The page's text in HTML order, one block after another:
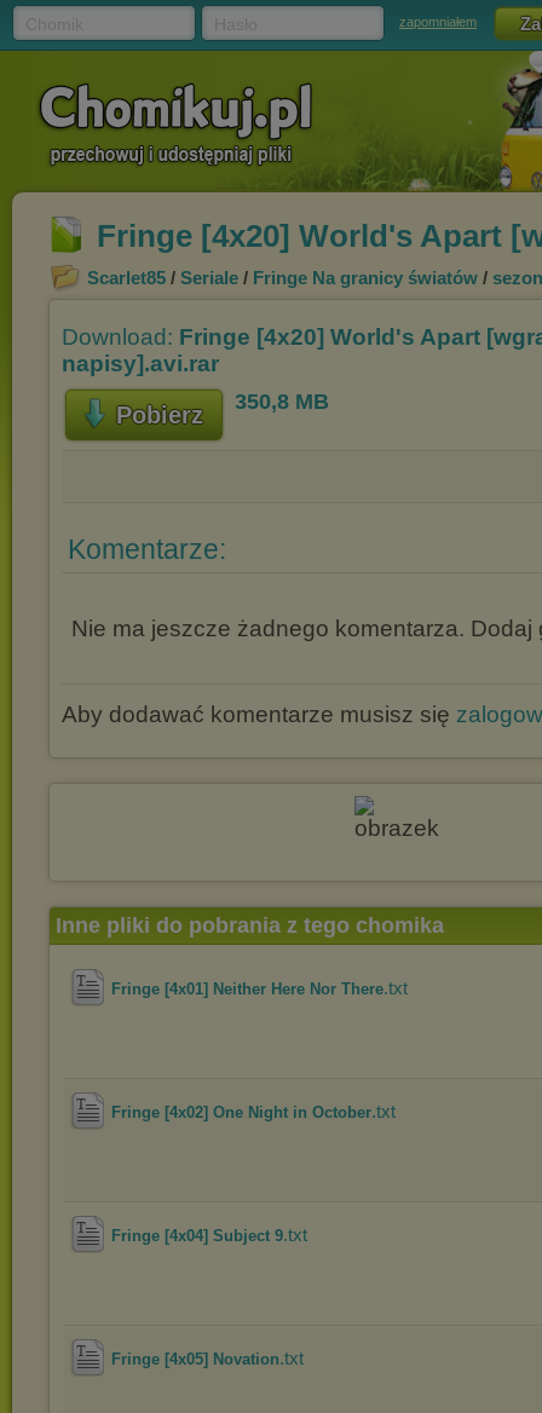
zapomniałem
Fringe [4x20] World's Apart
Scarlet85 / Seriale / Fringe Na granicy światów /
Download: Fringe [4x20] World's Apart
napisy].avi.rar
Pobierz 350,8 MB
Komentarze:
Nie ma jeszcze żadnego komentarza. Dodaj
Aby dodawać komentarze musisz się
Inne pliki do pobrania z tego chomika
Fringe [4x01] Neither Here Nor There.txt
Fringe [4x02] One Night in October.txt
Fringe [4x04] Subject 9.txt
Fringe [4x05] Novation.txt